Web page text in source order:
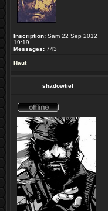
Inscription: Sam 22 Sep 2012
19:19
Messages: 743
Haut
shadowtief